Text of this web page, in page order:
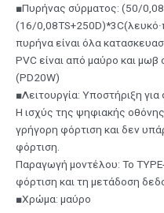
■Πυρήνας σύρματος: (50/
(16/
πυρήνα είναι όλα
PVC είναι από μαύρο και μωβ
(PD20W)
■Λειτουργία: Υποστήριξη
Η ισχύς της ψηφιακής οθόνης
γρήγορη φόρτιση και δεν
φόρτιση.
Παραγωγή μοντέλου: Το
φόρτιση και τη μετάδοση
■Χρώμα: μαύρο